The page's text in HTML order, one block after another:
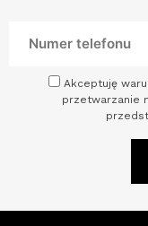
Akceptuję
przetwarzanie